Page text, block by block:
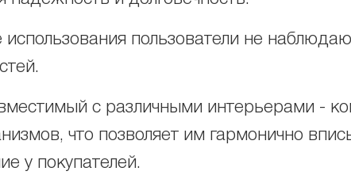
использования пользователи не
с различными интерьерами -
что позволяет им гармонично
у покупателей.